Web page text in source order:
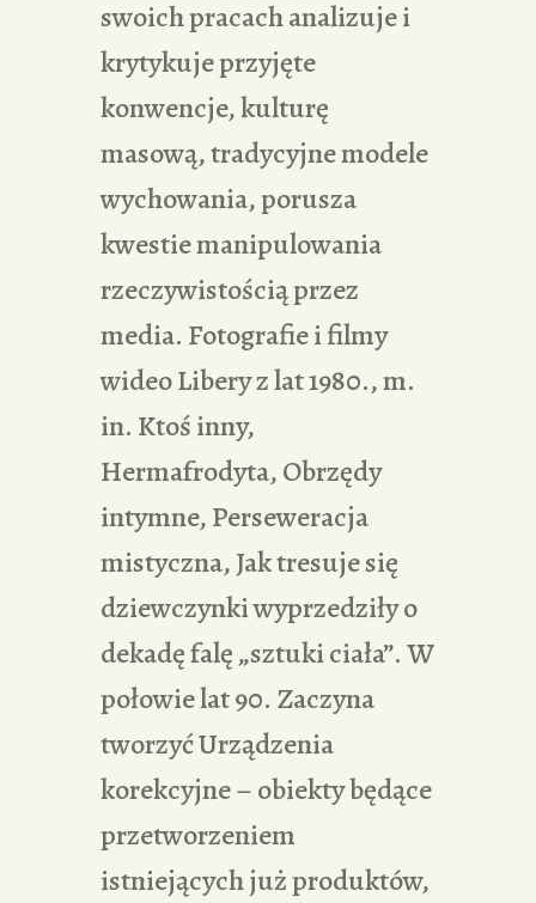
swoich pracach analizuje i
krytykuje przyjęte
konwencje, kulturę
masową, tradycyjne modele
wychowania, porusza
kwestie manipulowania
rzeczywistością przez
media. Fotografie i filmy
wideo Libery z lat 1980., m.
in. Ktoś inny,
Hermafrodyta, Obrzędy
intymne, Perseweracja
mistyczna, Jak tresuje się
dziewczynki wyprzedziły o
dekadę falę „sztuki ciała”. W
połowie lat 90. Zaczyna
tworzyć Urządzenia
korekcyjne – obiekty będące
przetworzeniem
istniejących już produktów,